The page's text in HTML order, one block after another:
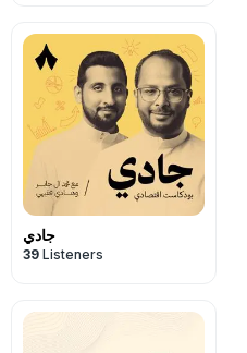
جادي
39 Listeners